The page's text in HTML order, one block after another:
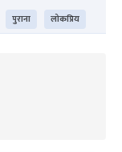
पुराना लोकप्रिय